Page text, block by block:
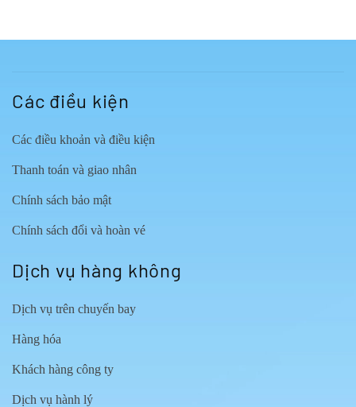
Các điều kiện
Các điều khoản và điều kiện
Thanh toán và giao nhân
Chính sách bảo mật
Chính sách đổi và hoàn vé
Dịch vụ hàng không
Dịch vụ trên chuyến bay
Hàng hóa
Khách hàng công ty
Dịch vụ hành lý